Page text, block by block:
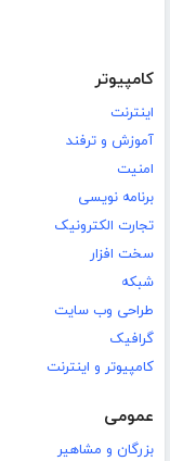
کامپیوتر
اینترنت
آموزش و ترفند
امنیت
برنامه نویسی
تجارت الکترونیک
سخت افزار
شبکه
طراحی وب سایت
گرافیک
کامپیوتر و اینترنت
عمومی
بزرگان و مشاهیر